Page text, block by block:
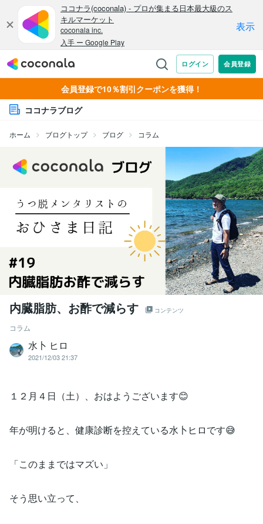
会員登録で10％割引クーポンを獲得！
ココナラブログ
ホーム ブログトップ ブログ コラム
内臓脂肪、お酢で減らす コンテンツ
コラム
水卜 ヒロ
2021/12/03 21:37
１２月４日（土）、おはようございます😊
年が明けると、健康診断を控えている水卜ヒロです😅
「このままではマズい」
そう思い立って、